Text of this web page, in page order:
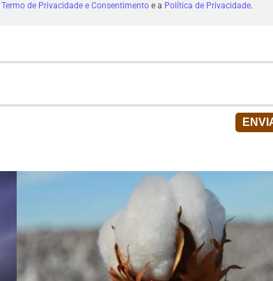
Termo de Privacidade e Consentimentoe a Política de Privacidade.